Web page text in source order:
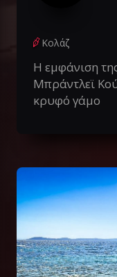
Κολάζ
Η εμφάνιση
Μπράντλεϊ
κρυφό γάμο